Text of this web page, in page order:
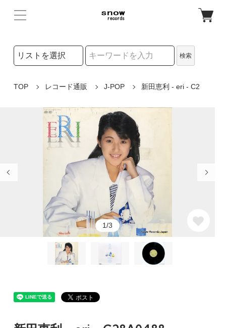
検索リストの選択
検索
TOP レコード通販 J-POP 新田恵利 - eri - C2
1/3